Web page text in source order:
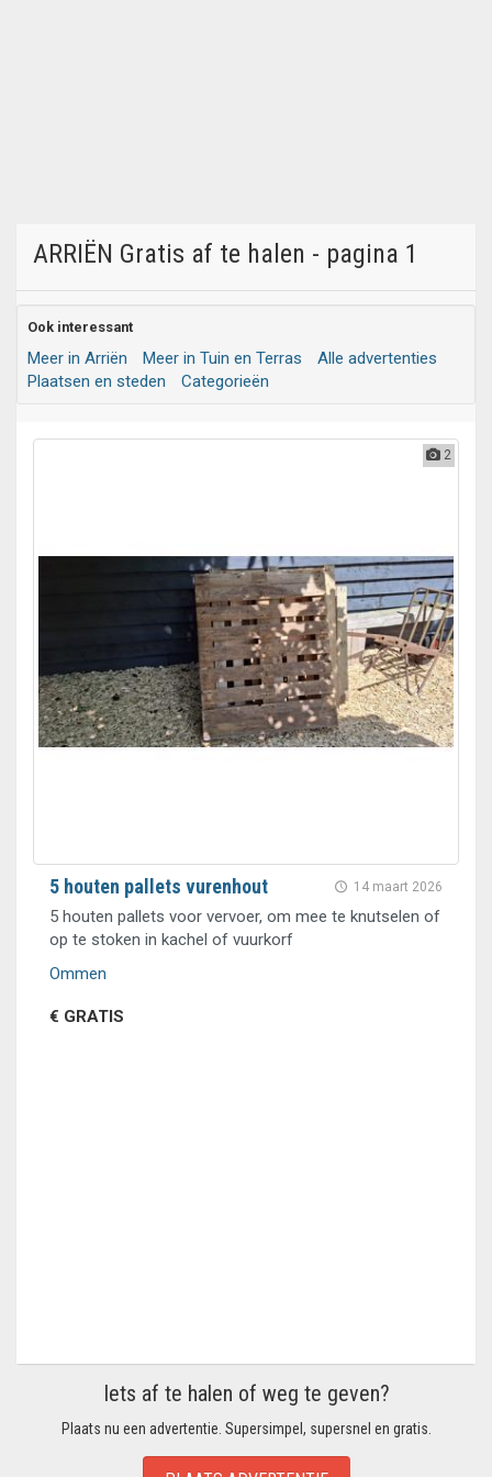
ARRIËN Gratis af te halen - pagina 1
Ook interessant
Meer in Arriën Meer in Tuin en Terras
Alle advertenties
Plaatsen en steden
Categorieën
2
14 maart 2026
5 houten pallets vurenhout
5 houten pallets voor vervoer, om mee te knutselen of
op te stoken in kachel of vuurkorf
Ommen
€ GRATIS
Iets af te halen of weg te geven?
Plaats nu een advertentie. Supersimpel, supersnel en gratis.